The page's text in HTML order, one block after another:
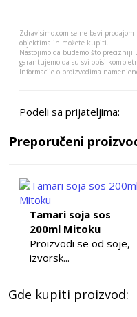
Zdravisimo.com se ne bavi
objektima ih možete kupiti.
Nastojimo da budemo što precizniji
garantujemo da su svi opisi
Informacije o proizvodima
Podeli sa prijateljima:
Preporučeni
Tamari soja sos
200ml Mitoku
Proizvodi se od soje,
izvorsk...
Gde kupiti proizvod: